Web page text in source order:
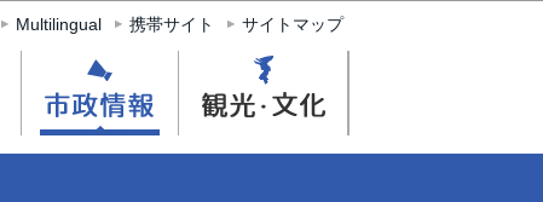
Multilingual 携帯サイト サイトマップ